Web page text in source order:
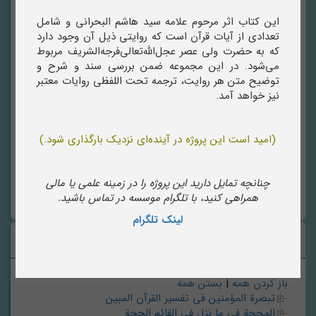
من ذکره رفعه، قال: سألت أباعبدالله علیه‌السلام عن قول
الله: وَ لَقَدْ آتَیْناکَ سَبْعاً مِنَ الْمَثانی وَ الْقُرْآنَ الْعَظیمَ، قال:
«إن ظاهرها الحمد، و باطنها ولد الولد، و السابع منها
القائم علیه‌السلام.»[۱]
——————————
Telegram
WhatsApp
Twitter
Facebook
Gmail
باز کردن همه|بستن همه
تبصرة المؤمنین فی تفسیر القرآن المبین
این کتاب اثر مرحوم علامه سید هاشم البحرانی و شامل
تعدادی از آیات قرآن است که روایتی ذیل آن وجود دارد
که به حضرت ولی عصر عجل‌الله‌تعالی‌فرجه‌الشریف مربوط
می‌شود. در این مجموعه ضمن بررسی سند و شرح و
توضیح متن هر روایت، ترجمه تحت اللفظی روایات معتبر
نیز خواهد آمد.
(امید است این پروژه در آینده‌ای نزدیک بارگذاری شود.)
چنانچه تمایل دارید این پروژه را در زمینه علمی یا مالی
همراهی کنید، با تلگرام موسسه در تماس باشید.
لینک تلگرام